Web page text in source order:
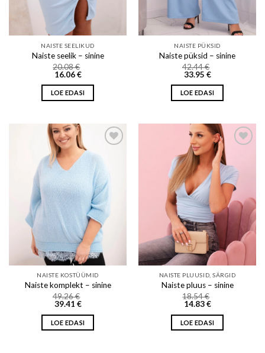
NAISTE SEELIKUD
Naiste seelik – sinine
20.08€
16.06€
LOE EDASI
NAISTE PÜKSID
Naiste püksid – sinine
42.44€
33.95 €
LOE EDASI
Add to wishlist
NAISTE KOSTÜÜMID
Naiste komplekt – sinine
49.26€
39.41 €
LOE EDASI
Add to wishlist
NAISTE PLUUSID, SÄRGID
Naiste pluus – sinine
18.54€
14.83€
LOE EDASI